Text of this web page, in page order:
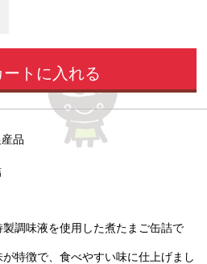
ートに入れる
品
調味液を使用した煮たまご缶詰で
特徴で、食べやすい味に仕上げまし